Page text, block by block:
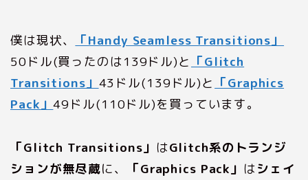
僕は現状、
「Handy Seamless Transitions」
50ドル(買ったのは139ドル)と 「Glitch
Transitions」 43ドル(139ドル)と 「Graphics
Pack」49ドル(110ドル)を買っています。
「Glitch Transitions」 はGlitch系のトランジ
ションが無尽蔵に、 「Graphics Pack」 はシェイ